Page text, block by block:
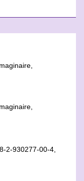
2-930277-00-4,